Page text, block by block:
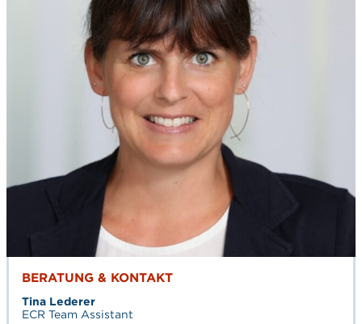
BERATUNG & KONTAKT
Tina Lederer
ECR Team Assistant